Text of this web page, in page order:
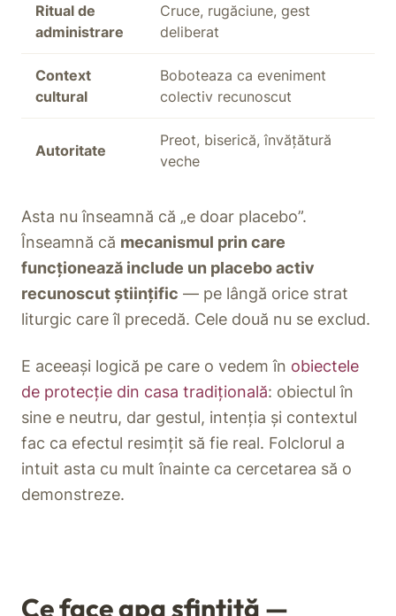
Ritual de
administrare
Cruce, rugăciune, gest
deliberat
Context
cultural
Boboteaza ca eveniment
colectiv recunoscut
Autoritate
Preot, biserică, învățătură
veche
Asta nu înseamnă că „e doar placebo”.
Înseamnă că mecanismul prin care
funcționează include un placebo activ
recunoscut științific — pe lângă orice strat
liturgic care îl precedă. Cele două nu se exclud.
E aceeași logică pe care o vedem în obiectele
de protecție din casa tradițională: obiectul în
sine e neutru, dar gestul, intenția și contextul
fac ca efectul resimțit să fie real. Folclorul a
intuit asta cu mult înainte ca cercetarea să o
demonstreze.
Ce face apa sfințită —